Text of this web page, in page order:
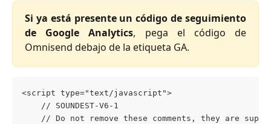
Si ya está presente un código de seguimiento
de Google Analytics, pega el código de
Omnisend debajo de la etiqueta GA.
<script type="text/javascript">
// SOUNDEST-V6-1
// Do not remove these comments, they are